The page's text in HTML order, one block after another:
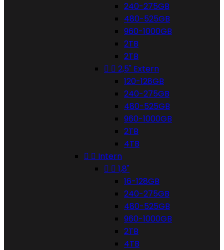
240-275GB
480-525GB
960-1000GB
2TB
2TB
  2,5" Extern
120-128GB
240-275GB
480-525GB
960-1000GB
2TB
4TB
  Intern
  1,8"
16-128GB
240-275GB
480-525GB
960-1000GB
2TB
4TB